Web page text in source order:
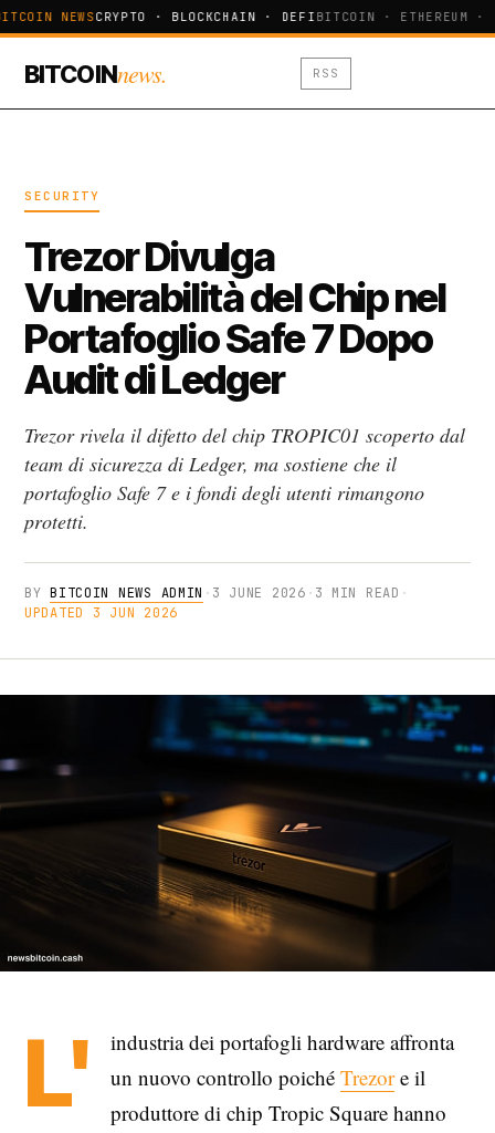
NEWSCRYPTO · BLOCKCHAIN · DEFIBITCOIN · ETHEREUM ·
BITCOINnews. RSS
SECURITY
Trezor Divulga
Vulnerabilità del Chip nel
Portafoglio Safe 7 Dopo
Audit di Ledger
Trezor rivela il difetto del chip TROPIC01 scoperto dal
team di sicurezza di Ledger, ma sostiene che il
portafoglio Safe 7 e i fondi degli utenti rimangono
protetti.
BYBITCOIN NEWS ADMIN · 3 JUNE 2026 · 3 MIN READ ·
UPDATED 3 JUN 2026
L'
industria dei portafogli hardware affronta
un nuovo controllo poiché Trezore il
produttore di chip Tropic Square hanno